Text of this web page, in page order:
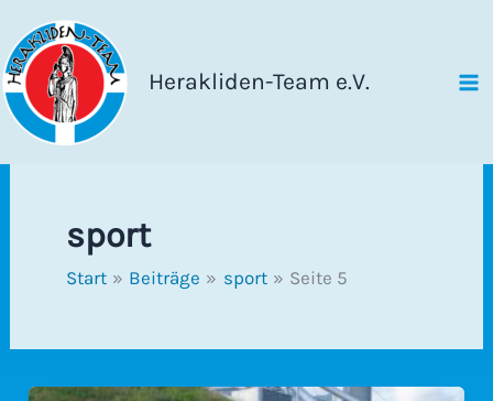
Inhalt
springen
Herakliden-Team e.V.
sport
Start Beiträge sport Seite 5